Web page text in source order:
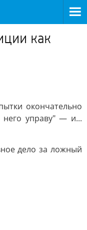
как
окончательно
него управу" — и...
дело за ложный